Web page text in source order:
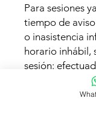
Para sesiones
tiempo de
o inasistencia
horario inhábil,
sesión:
SIN
de la causa;